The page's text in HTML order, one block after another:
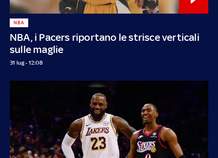
NBA, i Pacers riportano le strisce verticali
sulle maglie
NBA
31 lug - 12:08